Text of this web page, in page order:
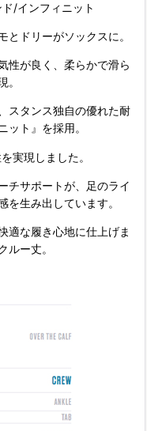
/インフィニット
ドリーがソックスに。
性が良く、柔らかで滑ら
。
スタンス独自の優れた耐
ット』を採用。
実現しました。
チサポートが、足のライ
を生み出しています。
適な履き心地に仕上げま
ルー丈。